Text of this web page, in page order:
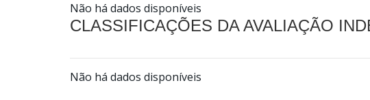
Não há dados disponíveis
CLASSIFICAÇÕES DA AVALIAÇÃO
Não há dados disponíveis